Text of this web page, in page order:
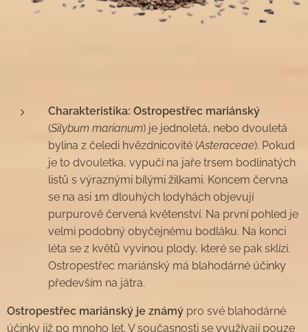
Charakteristika: Ostropestřec mariánský
(Silybum marianum) je jednoletá, nebo dvouletá
bylina z čeledi hvězdnicovité (Asteraceae). Pokud
je to dvouletka, vypučí na jaře trsem bodlinatých
listů s výraznými bílými žilkami. Koncem června
se na asi 1m dlouhých lodyhách objevují
purpurově červená květenství. Na první pohled je
velmi podobný obyčejnému bodláku. Na konci
léta se z květů vyvinou plody, které se pak sklízí.
Ostropestřec mariánský má blahodárné účinky
především na játra.
Ostropestřec mariánský je známý pro své blahodárné
účinky již po mnoho let. V současnosti se využívají pouze